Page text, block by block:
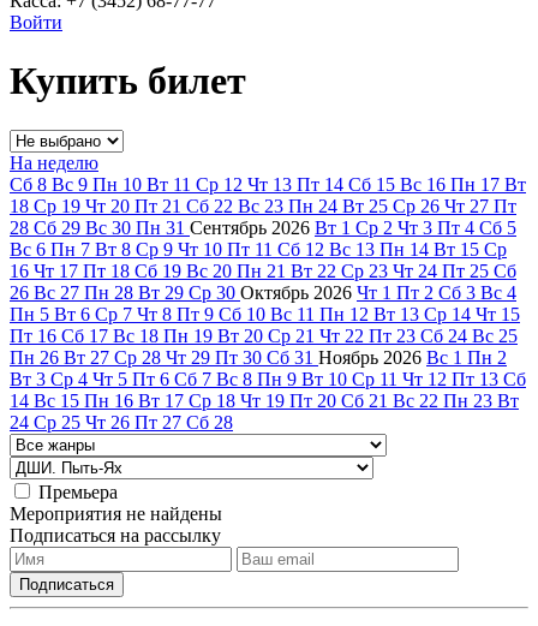
Войти
Купить билет
На неделю
Сб 8 Вс 9 Пн 10 Вт 11 Ср 12 Чт 13 Пт 14 Сб 15 Вс 16 Пн 17 Вт
18 Ср 19 Чт 20 Пт 21 Сб 22 Вс 23 Пн 24 Вт 25 Ср 26 Чт 27 Пт
28 Сб 29 Вс 30 Пн 31 Сентябрь 2026 Вт 1 Ср 2 Чт 3 Пт 4 Сб 5
Вс 6 Пн 7 Вт 8 Ср 9 Чт 10 Пт 11 Сб 12 Вс 13 Пн 14 Вт 15 Ср
16 Чт 17 Пт 18 Сб 19 Вс 20 Пн 21 Вт 22 Ср 23 Чт 24 Пт 25 Сб
26 Вс 27 Пн 28 Вт 29 Ср 30 Октябрь 2026 Чт 1 Пт 2 Сб 3 Вс 4
Пн 5 Вт 6 Ср 7 Чт 8 Пт 9 Сб 10 Вс 11 Пн 12 Вт 13 Ср 14 Чт 15
Пт 16 Сб 17 Вс 18 Пн 19 Вт 20 Ср 21 Чт 22 Пт 23 Сб 24 Вс 25
Пн 26 Вт 27 Ср 28 Чт 29 Пт 30 Сб 31 Ноябрь 2026 Вс 1 Пн 2
Вт 3 Ср 4 Чт 5 Пт 6 Сб 7 Вс 8 Пн 9 Вт 10 Ср 11 Чт 12 Пт 13 Сб
14 Вс 15 Пн 16 Вт 17 Ср 18 Чт 19 Пт 20 Сб 21 Вс 22 Пн 23 Вт
24 Ср 25 Чт 26 Пт 27 Сб 28
Премьера
Мероприятия не найдены
Подписаться на рассылку